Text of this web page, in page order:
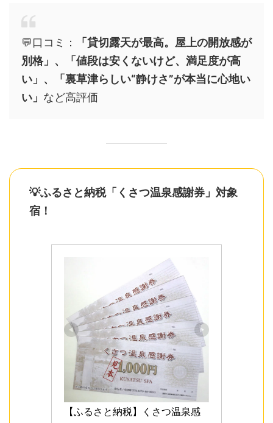
💬口コミ：
「貸切露天が最高。屋上の開放感が
別格」、「値段は安くないけど、満足度が高
い」、「裏草津らしい“静けさ”が本当に心地い
い」 など高評価
💡ふるさと納税「くさつ温泉感謝券」対象
宿！
【ふるさと納税】くさつ温泉感